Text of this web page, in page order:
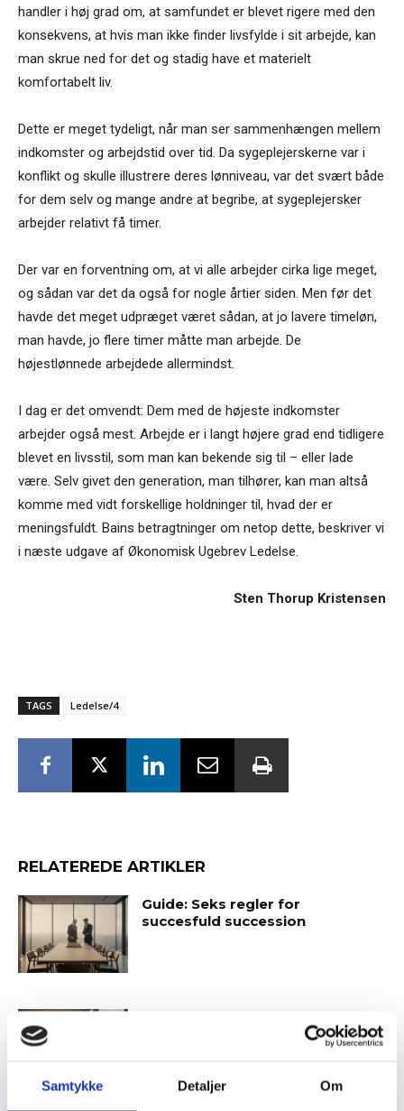
Samtykke Detaljer Om
handler i høj grad om, at samfundet er blevet rigere med den
konsekvens, at hvis man ikke finder livsfylde i sit arbejde, kan
man skrue ned for det og stadig have et materielt
komfortabelt liv.
Dette er meget tydeligt, når man ser sammenhængen mellem
indkomster og arbejdstid over tid. Da sygeplejerskerne var i
konflikt og skulle illustrere deres lønniveau, var det svært både
for dem selv og mange andre at begribe, at sygeplejersker
arbejder relativt få timer.
Der var en forventning om, at vi alle arbejder cirka lige meget,
og sådan var det da også for nogle årtier siden. Men før det
havde det meget udpræget været sådan, at jo lavere timeløn,
man havde, jo flere timer måtte man arbejde. De
højestlønnede arbejdede allermindst.
I dag er det omvendt: Dem med de højeste indkomster
arbejder også mest. Arbejde er i langt højere grad end tidligere
blevet en livsstil, som man kan bekende sig til – eller lade
være. Selv givet den generation, man tilhører, kan man altså
komme med vidt forskellige holdninger til, hvad der er
meningsfuldt. Bains betragtninger om netop dette, beskriver vi
i næste udgave af Økonomisk Ugebrev Ledelse.
Sten Thorup Kristensen
TAGS Ledelse/4
RELATEREDE ARTIKLER
Guide: Seks regler for
succesfuld succession